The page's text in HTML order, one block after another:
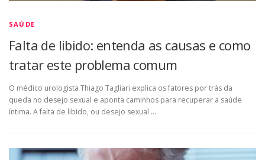
SAÚDE
Falta de libido: entenda as causas e como
tratar este problema comum
O médico urologista Thiago Tagliari explica os fatores por trás da
queda no desejo sexual e aponta caminhos para recuperar a saúde
íntima. A falta de libido, ou desejo sexual …